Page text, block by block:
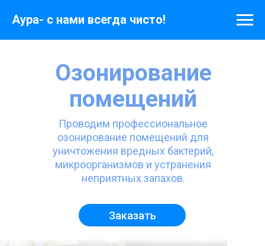
Аура- с нами всегда чисто!
Озонирование
помещений
Проводим профессиональное
озонирование помещений для
уничтожения вредных бактерий,
микроорганизмов и устранения
неприятных запахов.
Заказать